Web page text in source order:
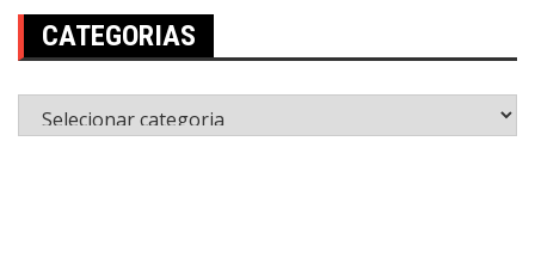
CATEGORIAS
Categorias